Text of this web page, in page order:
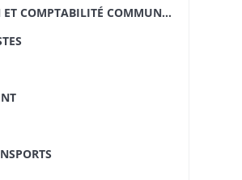
COMMUNALES, VICINALITÉ